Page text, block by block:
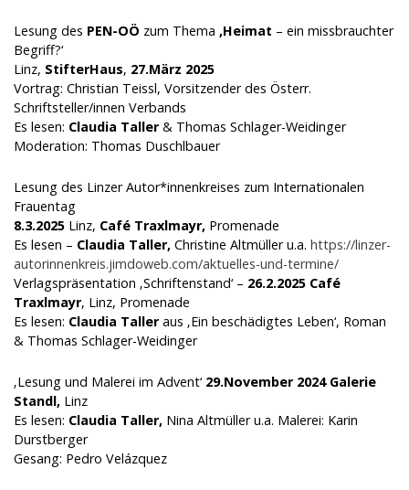
Lesung des PEN-OÖ zum Thema ‚Heimat – ein missbrauchter
Begriff?‘
Linz, StifterHaus, 27.März 2025
Vortrag: Christian Teissl, Vorsitzender des Österr.
Schriftsteller/innen Verbands
Es lesen: Claudia Taller& Thomas Schlager-Weidinger
Moderation: Thomas Duschlbauer
Lesung des Linzer Autor*innenkreises zum Internationalen
Frauentag
8.3.2025 Linz, Café Traxlmayr, Promenade
Es lesen – Claudia Taller, Christine Altmüller u.a. https://linzer-
autorinnenkreis.jimdoweb.com/aktuelles-und-termine/
Verlagspräsentation ‚Schriftenstand‘ – 26.2.2025 Café
Traxlmayr, Linz, Promenade
Es lesen: Claudia Talleraus ‚Ein beschädigtes Leben‘, Roman
& Thomas Schlager-Weidinger
‚Lesung und Malerei im Advent‘ 29.November 2024 Galerie
Standl, Linz
Es lesen: Claudia Taller, Nina Altmüller u.a. Malerei: Karin
Durstberger
Gesang: Pedro Velázquez